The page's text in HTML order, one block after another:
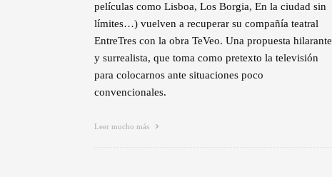
películas como Lisboa, Los Borgia, En la ciudad sin
límites…) vuelven a recuperar su compañía teatral
EntreTres con la obra TeVeo. Una propuesta hilarante
y surrealista, que toma como pretexto la televisión
para colocarnos ante situaciones poco
convencionales.
Leer mucho más